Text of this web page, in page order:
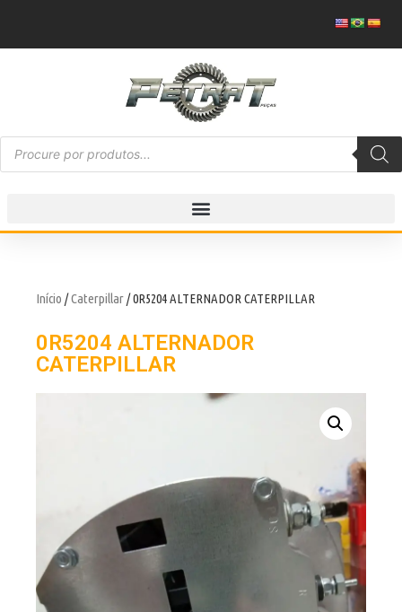
Início /Caterpillar/ 0R5204 ALTERNADOR CATERPILLAR
0R5204 ALTERNADOR
CATERPILLAR